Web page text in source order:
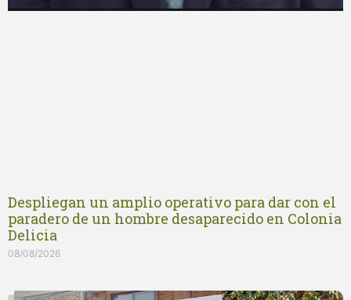
Despliegan un amplio operativo para dar con el
paradero de un hombre desaparecido en Colonia
Delicia
08/08/2026